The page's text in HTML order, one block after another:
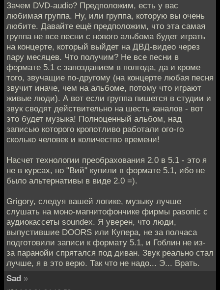
Зачем DVD-audio? Предположим, есть у вас
любимая группа. Ну, или группа, которую вы очень
любите. Давайте ещё предположим, что эта самая
группа не все песни с нового альбома будет играть
на концерте, который выйдет на ДВД-видео через
пару месяцев. Что получим? Не все песни в
формате 5.1 с запозданием в полгода, да и кроме
того, звучащие по-другому (на концерте любая песня
звучит иначе, чем на альбоме, потому что играют
живые люди). А вот если группа пишется в студии и
звук сводят действительно на шесть каналов - вот
это будет музыка! Полноценный альбом, над
записью которого кропотливо работали ого-го
сколько человек и количество времени!
Насчет технологии преобрахования 2.0 в 5.1 - это я
не в курсах, но "Вий" купили в формате 5.1, ибо не
было альтернативы в виде 2.0 =).
Grigory, следуя вашей логике, музыку лучше
слушать на моно-магнитофончике фирмы pasonic с
аудиокассеты soundex. Я уверен, что люди,
выпустившие DOORS или Купера, не за полчаса
подготовили записи к формату 5.1, и Гоблин не из-
за паранойи спрятался под диван. Звук реально стал
лучше, я в это верю. Так что не надо... Э... Врать.
Sad »